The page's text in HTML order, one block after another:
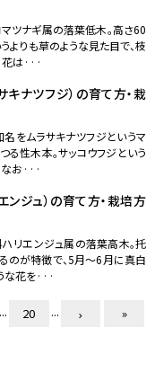
ツナギ属の落葉低木。高さ60
よりも草のような見た目で、枝
花は···
キナツフジ）の育て方・栽
名をムラサキナツフジというマ
る性木本。サッコウフジという
お···
ンジュ）の育て方・栽培方
ハリエンジュ属の落葉高木。托
のが特徴で、5月～6月に真白
な花を···
... 20 ... »